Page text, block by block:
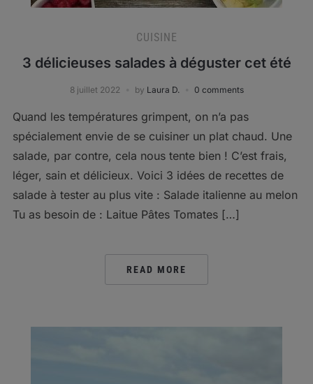
CUISINE
3 délicieuses salades à déguster cet été
8 juillet 2022 by Laura D. 0 comments
Quand les températures grimpent, on n’a pas
spécialement envie de se cuisiner un plat chaud. Une
salade, par contre, cela nous tente bien ! C’est frais,
léger, sain et délicieux. Voici 3 idées de recettes de
salade à tester au plus vite : Salade italienne au melon
Tu as besoin de : Laitue Pâtes Tomates […]
READ MORE